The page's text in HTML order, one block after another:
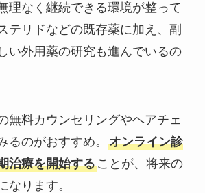
理なく継続できる環境が整って
テリドなどの既存薬に加え、副
い外用薬の研究も進んでいるの
無料カウンセリングやヘアチェ
るのがおすすめ。 オンライン診
治療を開始することが、将来の
なります。